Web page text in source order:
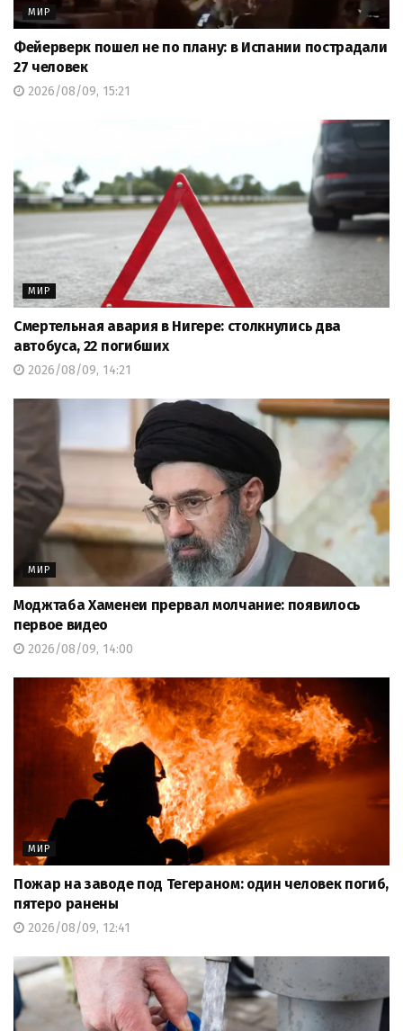
МИР
Фейерверк пошел не по плану: в Испании пострадали
27 человек
2026/08/09, 15:21
МИР
Смертельная авария в Нигере: столкнулись два
автобуса, 22 погибших
2026/08/09, 14:21
МИР
Моджтаба Хаменеи прервал молчание: появилось
первое видео
2026/08/09, 14:00
МИР
Пожар на заводе под Тегераном: один человек погиб,
пятеро ранены
2026/08/09, 12:41